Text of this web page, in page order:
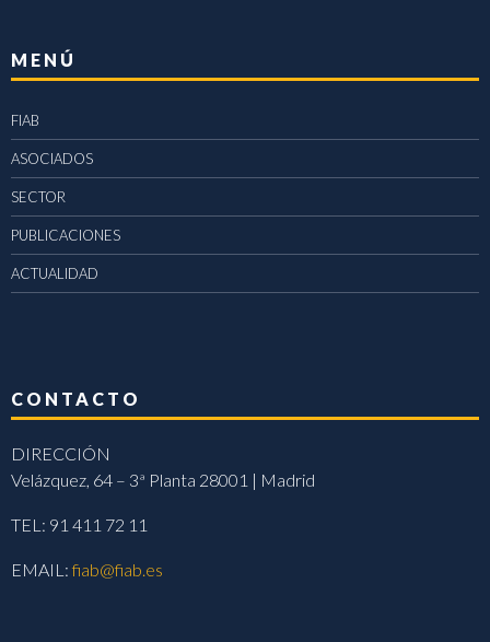
MENÚ
FIAB
ASOCIADOS
SECTOR
PUBLICACIONES
ACTUALIDAD
CONTACTO
DIRECCIÓN
Velázquez, 64 – 3ª Planta 28001 | Madrid
TEL: 91 411 72 11
EMAIL:fiab@fiab.es